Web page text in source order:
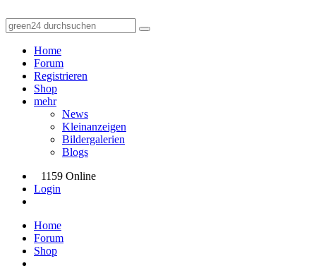
Home
Forum
Registrieren
Shop
mehr
News
Kleinanzeigen
Bildergalerien
Blogs
1159 Online
Login
Home
Forum
Shop